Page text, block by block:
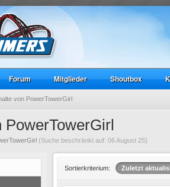
Forum Mitglieder Shoutbox
von PowerTowerGirl
PowerTowerGirl
(Suche beschränkt auf: 06 August 25)
Sortierkriterium: Zuletzt